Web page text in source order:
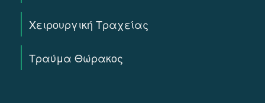
Χειρουργική Τραχείας
Τραύμα Θώρακος